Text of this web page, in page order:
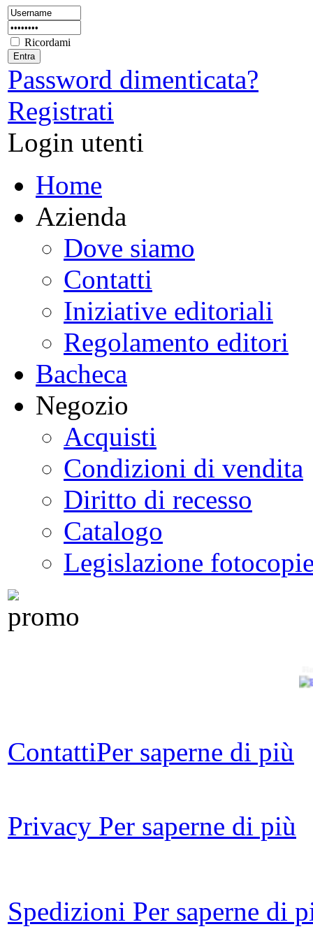
Ricordami
Password dimenticata?
Registrati
Login utenti
Home
Azienda
Dove siamo
Contatti
Iniziative editoriali
Regolamento editori
Bacheca
Negozio
Acquisti
Condizioni di vendita
Diritto di recesso
Catalogo
Legislazione
ContattiPer saperne di più
Privacy Per saperne di più
Spedizioni Per saperne di